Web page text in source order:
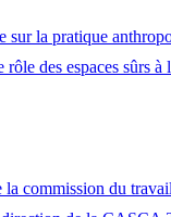
sur la pratique
rôle des espaces sûrs
la commission du